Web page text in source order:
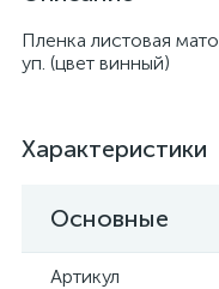
Пленка листовая
уп. (цвет винный)
Характеристики
Основные
Артикул